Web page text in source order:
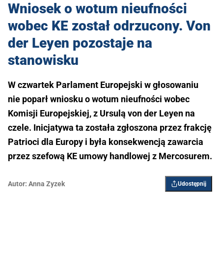
Wniosek o wotum nieufności
wobec KE został odrzucony. Von
der Leyen pozostaje na
stanowisku
W czwartek Parlament Europejski w głosowaniu
nie poparł wniosku o wotum nieufności wobec
Komisji Europejskiej, z Ursulą von der Leyen na
czele. Inicjatywa ta została zgłoszona przez frakcję
Patrioci dla Europy i była konsekwencją zawarcia
przez szefową KE umowy handlowej z Mercosurem.
Autor: Anna Zyzek Udostępnij